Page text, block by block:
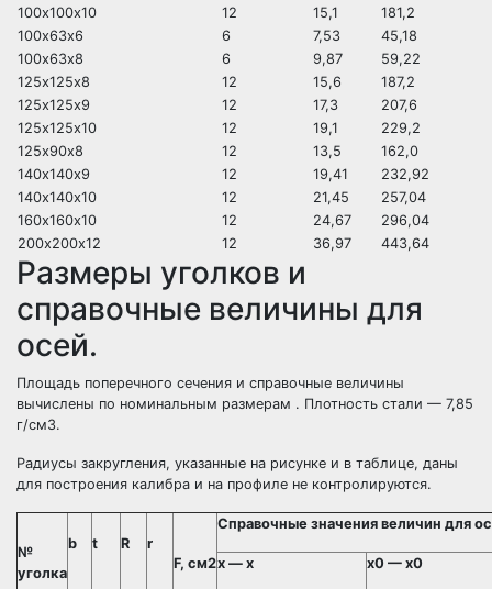
100х100х10
12 15,1
181,2
100х63х6
6 7,53
45,18
100х63х8
6 9,87
59,22
125х125х8
12 15,6
187,2
125х125х9
12 17,3
207,6
125х125х10
12 19,1
229,2
125х90х8
12 13,5
162,0
140х140х9
12 19,41
232,92
140х140х10
12 21,45
257,04
160х160х10
12 24,67
296,04
200х200х12
12 36,97 443,64
Размеры уголков и
справочные величины для
осей.
Площадь поперечного сечения и справочные величины
вычислены по номинальным размерам . Плотность стали — 7,85
г/см3.
Радиусы закругления, указанные на рисунке и в таблице, даны
для построения калибра и на профиле не контролируются.
№
уголка
b t R
r
F, см2
Справочные значения величин для
х — х x0 — x0